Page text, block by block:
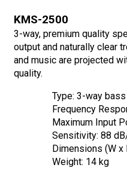
KMS-2500
3-way, premium quality
output and naturally clear
and music are projected
quality.
Type: 3-way
Frequency
Maximum Input
Sensitivity: 88
Dimensions (W
Weight: 14 kg